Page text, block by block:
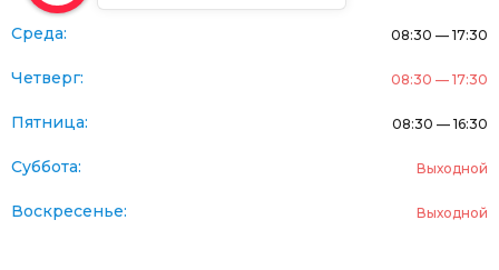
Среда: 08:30 — 17:30
Четверг: 08:30 — 17:30
Пятница: 08:30 — 16:30
Суббота: Выходной
Воскресенье: Выходной